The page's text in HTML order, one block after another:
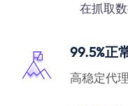
在抓取
99.5%正
高稳定代